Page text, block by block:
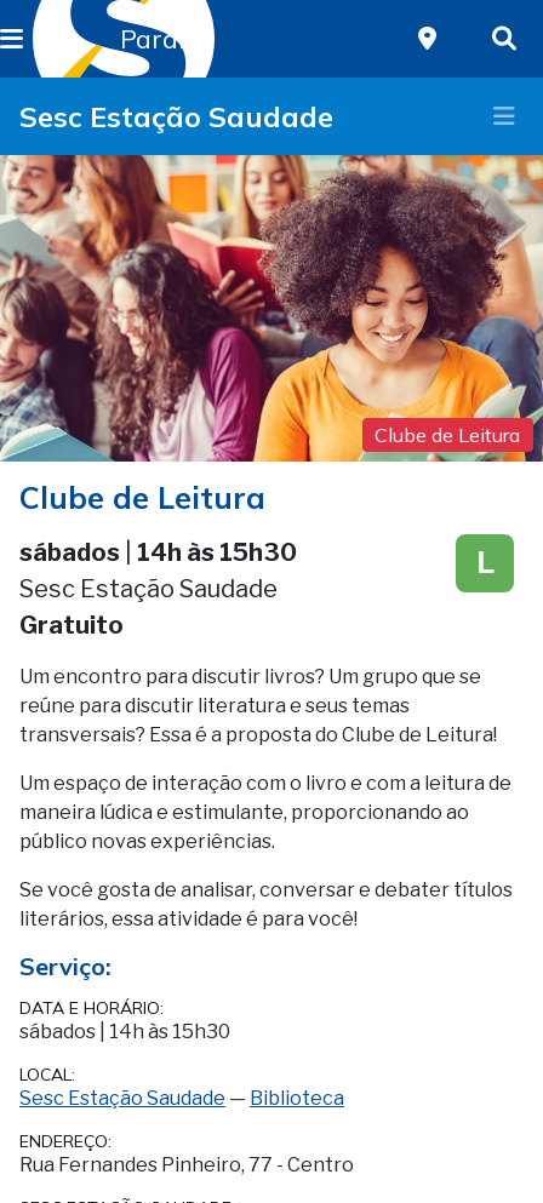
Paraná
Sesc Estação Saudade
Clube de Leitura
Clube de Leitura
L
sábados
14h às 15h30
Sesc Estação Saudade
Gratuito
Um encontro para discutir livros? Um grupo que se
reúne para discutir literatura e seus temas
transversais? Essa é a proposta do Clube de Leitura!
Um espaço de interação com o livro e com a leitura de
maneira lúdica e estimulante, proporcionando ao
público novas experiências.
Se você gosta de analisar, conversar e debater títulos
literários, essa atividade é para você!
Serviço:
DATA E HORÁRIO:
sábados 14h às 15h30
LOCAL:
Sesc Estação Saudade — Biblioteca
ENDEREÇO:
Rua Fernandes Pinheiro, 77 - Centro